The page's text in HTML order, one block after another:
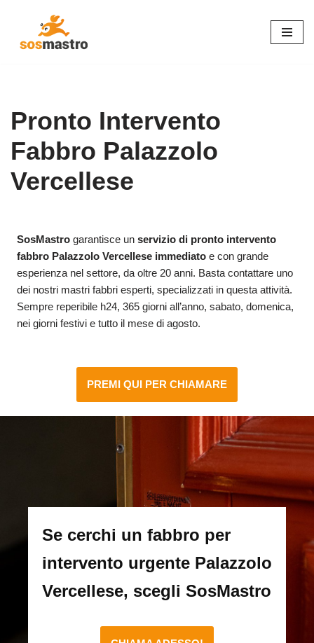
Pronto Intervento
Fabbro Palazzolo
Vercellese
SosMastro garantisce unservizio di pronto intervento
fabbro Palazzolo Vercellese immediato e con grande
esperienza nel settore, da oltre 20 anni. Basta contattare uno
dei nostri mastri fabbri esperti, specializzati in questa attività.
Sempre reperibile h24, 365 giorni all’anno, sabato, domenica,
nei giorni festivi e tutto il mese di agosto.
PREMI QUI PER CHIAMARE
Se cerchi un fabbro per
intervento urgente Palazzolo
Vercellese, scegli SosMastro